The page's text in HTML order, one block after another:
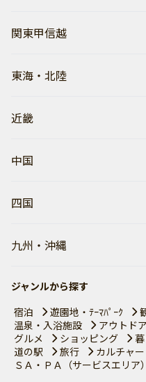
関東甲信越
東海・北陸
近畿
中国
四国
九州・沖縄
ジャンルから探す
宿泊
遊園地・ﾃｰﾏﾊﾟｰｸ
温泉・入浴施設
アウトドア
グルメ
ショッピング
道の駅
旅行
カルチャー
ＳＡ・ＰＡ（サービスエリア）